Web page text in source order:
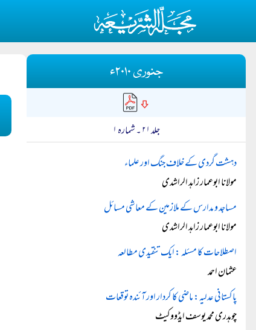
جنوری ۲۰۱۰ء
جلد ۲۱ ۔ شمارہ ۱
دہشت گردی کے خلاف جنگ اور علماء
مولانا ابوعمار زاہد الراشدی
مساجد و مدارس کے ملازمین کے معاشی مسائل
مولانا ابوعمار زاہد الراشدی
اصطلاحات کا مسئلہ : ایک تنقیدی مطالعہ
عثمان احمد
پاکستانی عدلیہ: ماضی کا کردار اور آئندہ توقعات
چوہدری محمد یوسف ایڈووکیٹ